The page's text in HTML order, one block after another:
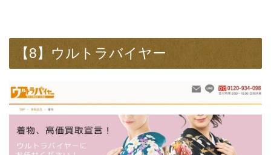
【8】ウルトラバイヤー